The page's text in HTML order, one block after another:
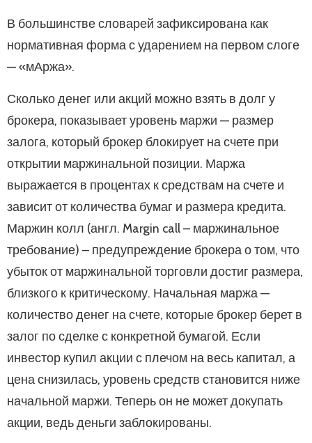
В большинстве словарей зафиксирована как
нормативная форма с ударением на первом слоге
— «мАржа».
Сколько денег или акций можно взять в долг у
брокера, показывает уровень маржи — размер
залога, который брокер блокирует на счете при
открытии маржинальной позиции. Маржа
выражается в процентах к средствам на счете и
зависит от количества бумаг и размера кредита.
Маржин колл (англ. Margin call – маржинальное
требование) – предупреждение брокера о том, что
убыток от маржинальной торговли достиг размера,
близкого к критическому. Начальная маржа —
количество денег на счете, которые брокер берет в
залог по сделке с конкретной бумагой. Если
инвестор купил акции с плечом на весь капитал, а
цена снизилась, уровень средств становится ниже
начальной маржи. Теперь он не может докупать
акции, ведь деньги заблокированы.